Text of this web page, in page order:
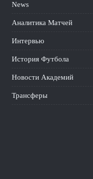
News
Аналитика Матчей
Интервью
История Футбола
Новости Академий
Трансферы